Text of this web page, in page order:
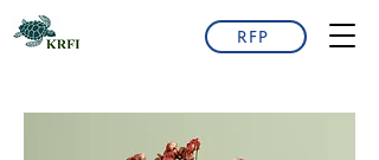
RFP